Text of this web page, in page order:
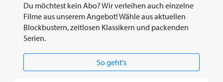
Du möchtest kein Abo? Wir verleihen auch einzelne
Filme aus unserem Angebot! Wähle aus aktuellen
Blockbustern, zeitlosen Klassikern und packenden
Serien.
So geht's